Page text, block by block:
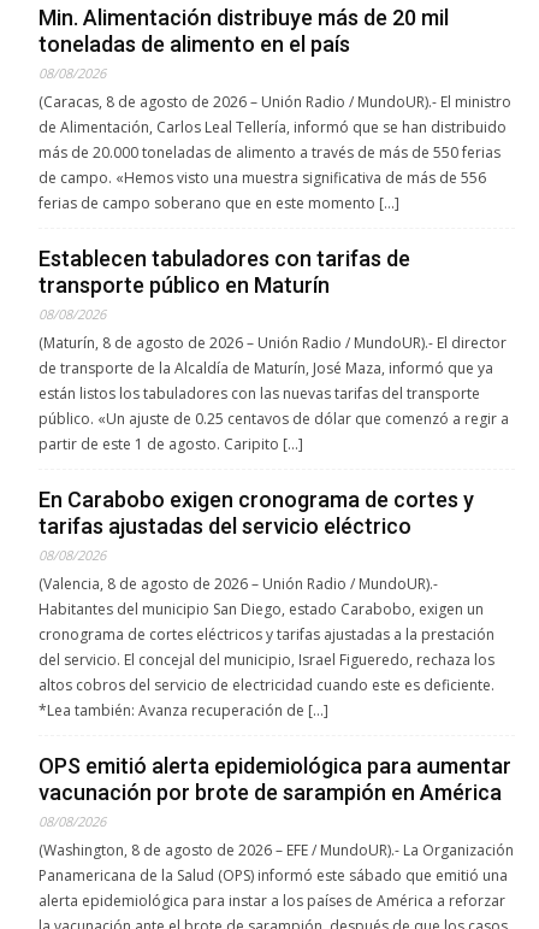
Min. Alimentación distribuye más de 20 mil
toneladas de alimento en el país
08/08/2026
(Caracas, 8 de agosto de 2026 – Unión Radio / MundoUR).- El ministro
de Alimentación, Carlos Leal Tellería, informó que se han distribuido
más de 20.000 toneladas de alimento a través de más de 550 ferias
de campo. «Hemos visto una muestra significativa de más de 556
ferias de campo soberano que en este momento […]
Establecen tabuladores con tarifas de
transporte público en Maturín
08/08/2026
(Maturín, 8 de agosto de 2026 – Unión Radio / MundoUR).- El director
de transporte de la Alcaldía de Maturín, José Maza, informó que ya
están listos los tabuladores con las nuevas tarifas del transporte
público. «Un ajuste de 0.25 centavos de dólar que comenzó a regir a
partir de este 1 de agosto. Caripito […]
En Carabobo exigen cronograma de cortes y
tarifas ajustadas del servicio eléctrico
08/08/2026
(Valencia, 8 de agosto de 2026 – Unión Radio / MundoUR).-
Habitantes del municipio San Diego, estado Carabobo, exigen un
cronograma de cortes eléctricos y tarifas ajustadas a la prestación
del servicio. El concejal del municipio, Israel Figueredo, rechaza los
altos cobros del servicio de electricidad cuando este es deficiente.
*Lea también: Avanza recuperación de […]
OPS emitió alerta epidemiológica para aumentar
vacunación por brote de sarampión en América
08/08/2026
(Washington, 8 de agosto de 2026 – EFE / MundoUR).- La Organización
Panamericana de la Salud (OPS) informó este sábado que emitió una
alerta epidemiológica para instar a los países de América a reforzar